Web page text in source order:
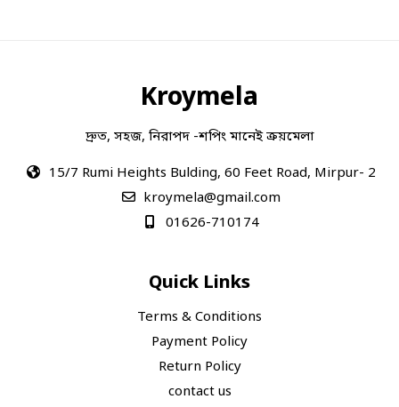
Kroymela
দ্রুত, সহজ, নিরাপদ -শপিং মানেই ক্রয়মেলা
15/7 Rumi Heights Bulding, 60 Feet Road, Mirpur- 2
kroymela@gmail.com
01626-710174
Quick Links
Terms & Conditions
Payment Policy
Return Policy
contact us